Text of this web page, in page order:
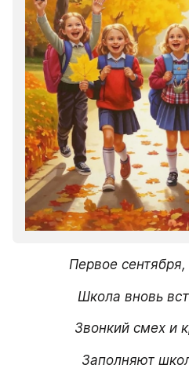
Первое
Школа вновь
Звонкий смех и
Заполняют